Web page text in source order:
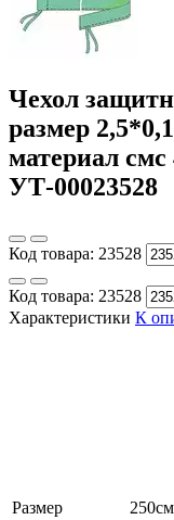
Чехол
размер
материал
УТ-00023528
Код товара: 23528
Код товара: 23528
Характеристики К
Размер